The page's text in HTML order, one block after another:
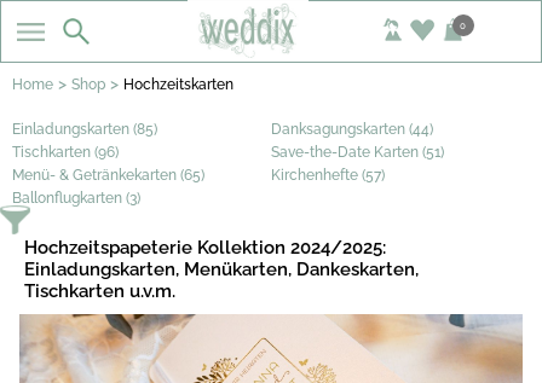
0
Home > Shop > Hochzeitskarten
Einladungskarten (85)
Danksagungskarten (44)
Tischkarten (96)
Save-the-Date Karten (51)
Menü- & Getränkekarten (65)
Kirchenhefte (57)
Ballonflugkarten (3)
Hochzeitspapeterie Kollektion 2024/2025:
Einladungskarten, Menükarten, Dankeskarten,
Tischkarten u.v.m.